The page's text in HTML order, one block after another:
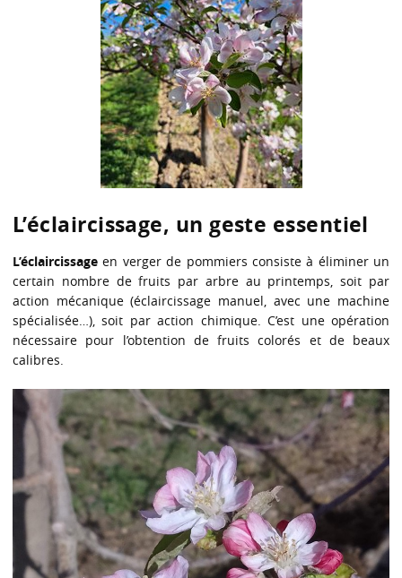
L’éclaircissage, un geste essentiel
L’éclaircissage en verger de pommiers consiste à éliminer un
certain nombre de fruits par arbre au printemps, soit par
action mécanique (éclaircissage manuel, avec une machine
spécialisée…), soit par action chimique. C’est une opération
nécessaire pour l’obtention de fruits colorés et de beaux
calibres.